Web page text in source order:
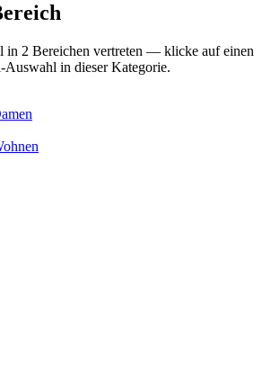
in 2 Bereichen vertreten — klicke auf einen
-Auswahl in dieser Kategorie.